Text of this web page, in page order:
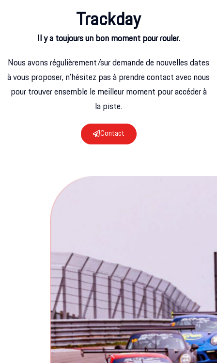
Trackday
Il y a toujours un bon moment pour rouler.
Nous avons régulièrement/sur demande de nouvelles dates
à vous proposer, n’hésitez pas à prendre contact avec nous
pour trouver ensemble le meilleur moment pour accéder à
la piste.
Contact